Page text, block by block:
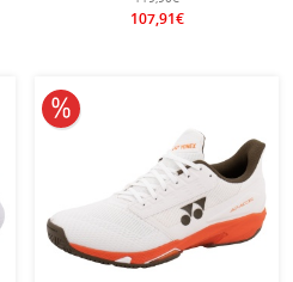
107,91€
10% reduziert